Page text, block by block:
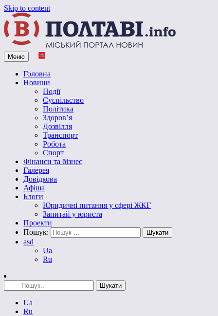
Skip to content
Vpoltave.info
Полтавський портал новин
Меню
Головна
Новини
Події
Суспільство
Політика
Здоров’я
Дозвілля
Транспорт
Робота
Спорт
Фінанси та бізнес
Галерея
Довідкова
Афіша
Блоги
Юридичні питання у сфері ЖКГ
Запитай у юриста
Проекти
Пошук:
asd
Ua
Ru
Ua
Ru